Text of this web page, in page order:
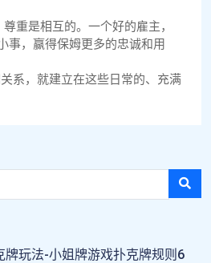
重是相互的。一个好的雇主，
事，赢得保姆更多的忠诚和用
系，就建立在这些日常的、充满
牌玩法-小姐牌游戏扑克牌规则6